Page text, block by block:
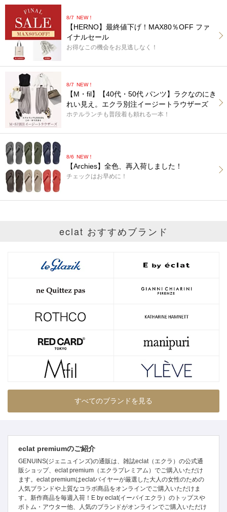
8/7 NEW！
【HERNO】最終値下げ！MAX80％OFF ファ
イナルセール
お得なこの機会をお見逃しなく！
8/7 NEW！
【M・fil】【40代・50代 パンツ】ラクなのにき
れい見え。エクラ別注イージートラウザーズ
ホテルランチも普段着も頼れる一本！
8/6 NEW！
【Archies】全色、再入荷しました！
チェックはお早めに！
eclat おすすめブランド
すべてのブランドを見る
eclat premiumのご紹介
GENUINS(ジェニュインズ)の通販は、雑誌eclat（エクラ）の公式通
販ショップ、eclat premium（エクラプレミアム）でご購入いただけ
ます。eclat premiumはeclatバイヤーが厳選した大人の女性のための
人気ブランドや上質なコラボ商品をオンラインでご購入いただけま
す。新作商品を毎週入荷！E by eclat(イーバイエクラ）のトップスや
ボトム・アウター他、人気のブランドがオンラインでご購入いただけ